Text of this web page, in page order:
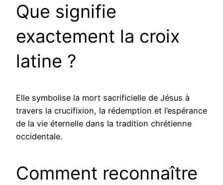
Que signifie
exactement la croix
latine ?
Elle symbolise la mort sacrificielle de Jésus à
travers la crucifixion, la rédemption et l’espérance
de la vie éternelle dans la tradition chrétienne
occidentale.
Comment reconnaître